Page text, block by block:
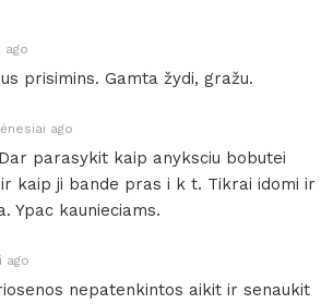
ago
prisimins. Gamta žydi, gražu.
ago
parasykit kaip anyksciu bobutei
kaip ji bande pras i k t. Tikrai idomi ir
Ypac kaunieciams.
ago
nepatenkintos aikit ir senaukit